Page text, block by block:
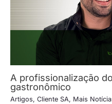
A profissionalização
gastronômico
Artigos, Cliente SA, Mais